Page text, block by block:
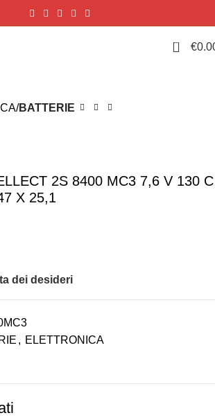
0 €
BATTERIE
2S 8400 MC3 7,6 V 130 C
X 25,1
dei desideri
, ELETTRONICA